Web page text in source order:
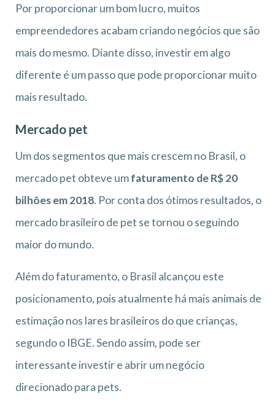
Por proporcionar um bom lucro, muitos
empreendedores acabam criando negócios que são
mais do mesmo. Diante disso, investir em algo
diferente é um passo que pode proporcionar muito
mais resultado.
Mercado pet
Um dos segmentos que mais crescem no Brasil, o
mercado pet obteve umfaturamento de R$ 20
bilhões em 2018. Por conta dos ótimos resultados, o
mercado brasileiro de pet se tornou o seguindo
maior do mundo.
Além do faturamento, o Brasil alcançou este
posicionamento, pois atualmente há mais animais de
estimação nos lares brasileiros do que crianças,
segundo o IBGE. Sendo assim, pode ser
interessante investir e abrir um negócio
direcionado para pets.